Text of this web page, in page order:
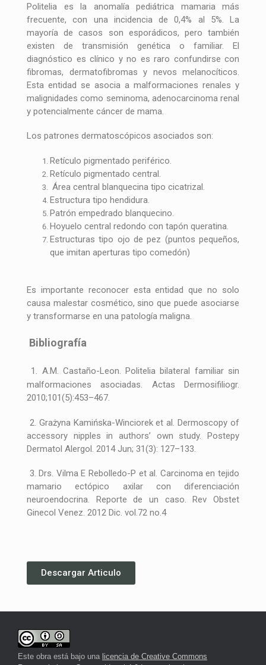
Politelia es la anomalía pediátrica mamaria más
frecuente, con una incidencia de 0,4% al 5%. La
mayoría de casos son esporádicos, pero también
existen de transmisión genética o familiar. El
diagnóstico es clínico y no es raro confundirse con
fibromas, dermatofibromas y nevos melanocíticos.
Esta entidad se asocia a malformaciones renales y
malignidades como seminoma, adenocarcinoma renal
y potencialmente cáncer de mama.
Los patrones dermatoscópicos asociados son:
Retículo pigmentado periférico.
Retículo pigmentado central.
Área central blanquecina tipo cicatrizal.
Estructura tipo hendidura.
Patrón empedrado blanquecino.
Hoyuelo central redondo con tapón queratina.
Estructuras tipo ojo de pez (puntos pequeños,
que imitan aperturas tipo comedón)
Es importante reconocer esta entidad que no solo
causa malestar cosmético, sino que puede asociarse
y transformarse en una patología maligna.
Bibliografía
1. A.M. Castaño-Leon. Politelia bilateral familiar sin
malformaciones asociadas. Actas Dermosifiliogr.
2010;101(5):453–467.
2. Grażyna Kamińska-Winciorek et al. Dermoscopy of
accessory nipples in authors’ own study. Postepy
Dermatol Alergol. 2014 Jun; 31(3): 127–133.
3. Drs. Vilma E Rebolledo-P et al. Carcinoma en tejido
mamario ectópico axilar con diferenciación
neuroendocrina. Reporte de un caso. Rev Obstet
Ginecol Venez. 2012 Dic. vol.72 no.4
Descargar Articulo
Este obra está bajo una licencia de Creative Commons